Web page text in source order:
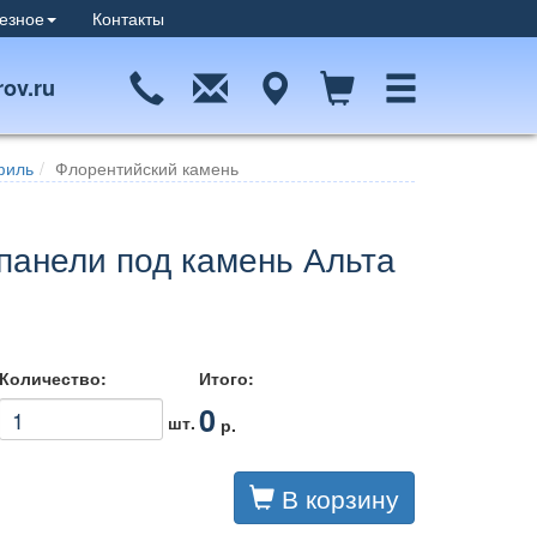
Контакты
Флорентийский камень
под камень Альта
шт.
Итого:
0 р.
В корзину